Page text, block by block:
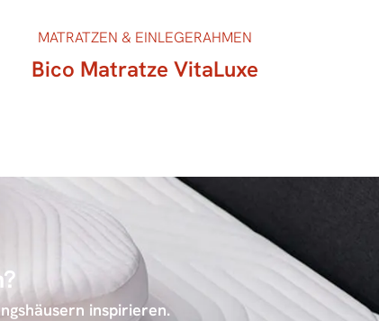
MATRATZEN & EINLEGERAHMEN
Bico Matratze VitaLuxe
inspirieren.